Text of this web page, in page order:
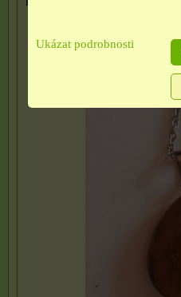
Ukázat podrobnosti